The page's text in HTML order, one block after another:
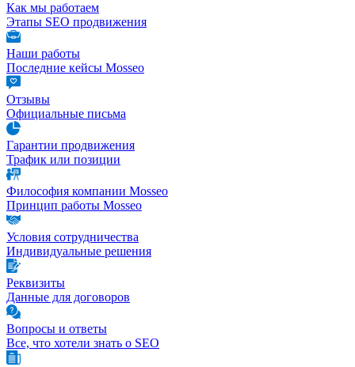
Как мы работаем
Этапы SEO продвижения
Наши работы
Последние кейсы Mosseo
Отзывы
Официальные письма
Гарантии продвижения
Трафик или позиции
Философия компании Mosseo
Принцип работы Mosseo
Условия сотрудничества
Индивидуальные решения
Реквизиты
Данные для договоров
Вопросы и ответы
Все, что хотели знать о SEO